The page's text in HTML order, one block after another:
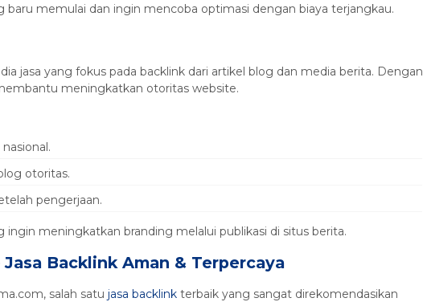
baru memulai dan ingin mencoba optimasi dengan biaya terjangkau.
jasa yang fokus pada backlink dari artikel blog dan media berita. Dengan
meningkatkan otoritas website.
otoritas.
pengerjaan.
ingin meningkatkan branding melalui publikasi di situs berita.
Backlink Aman & Terpercaya
salah satu jasa backlink terbaik yang sangat direkomendasikan